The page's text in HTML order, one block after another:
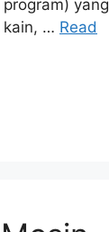
yang
kain, … Read